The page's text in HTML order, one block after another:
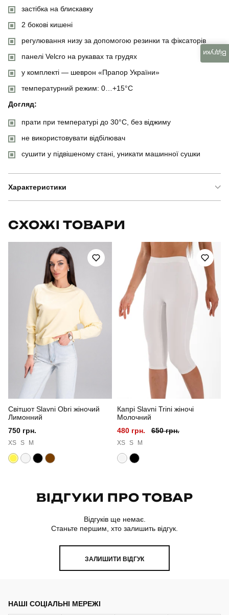
застібка на блискавку
2 бокові кишені
регулювання низу за допомогою резинки та фіксаторів
панелі Velcro на рукавах та грудях
у комплекті — шеврон «Прапор України»
температурний режим: 0…+15°C
Догляд:
прати при температурі до 30°C, без віджиму
не використовувати відбілювач
сушити у підвішеному стані, уникати машинної сушки
Характеристики
OWku28762XLpx
Призначення для повсякденного носіння
жіночий
Стиль
Сезон
піксель
Матеріал
Країна - виробник
СХОЖІ ТОВАРИ
Світшот Slavni Obri жіночий
Лимонний
750 грн.
XS S M
Капрі Slavni Trini жіночі
Молочний
480 грн.
650 грн.
XS S M
ВІДГУКИ ПРО ТОВАР
Відгуки
Відгуків ще немає.
Станьте першим, хто залишить відгук.
ЗАЛИШИТИ ВІДГУК
НАШІ СОЦІАЛЬНІ МЕРЕЖІ